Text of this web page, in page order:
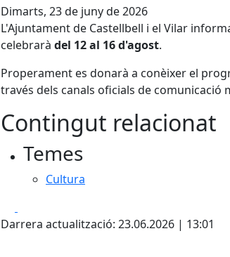
Dimarts, 23 de juny de 2026
L'Ajuntament de Castellbell i el Vilar
celebrarà del 12 al 16 d'agost.
Properament es donarà a conèixer el
través dels canals oficials de comunicació
Contingut relacionat
Temes
Cultura
Darrera actualització: 23.06.2026 | 13:01